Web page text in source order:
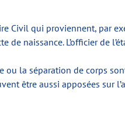
Civil qui proviennent, par
de naissance. L’officier de
ou la séparation de corps
être aussi apposées sur